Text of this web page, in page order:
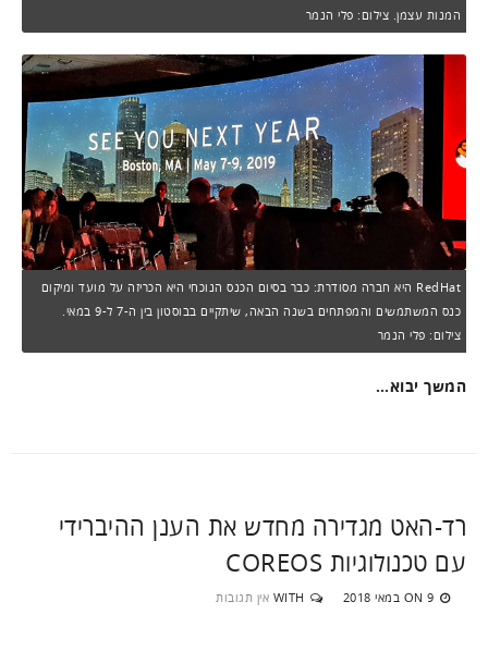
המנות עצמן. צילום: פלי הנמר
RedHat היא חברה מסודרת: כבר בסיום הכנס הנוכחי היא הכריזה על מועד ומיקום
כנס המשתמשים והמפתחים בשנה הבאה, שיתקיים בבוסטון בין ה-7 ל-9 במאי.
צילום: פלי הנמר
המשך יבוא…
רד-האט מגדירה מחדש את הענן ההיברידי
עם טכנולוגיות COREOS
ON 9 במאי 2018 WITH אין תגובות